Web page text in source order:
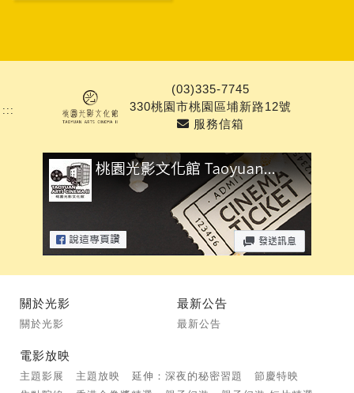
:::
(03)335-7745
330桃園市桃園區埔新路12號
服務信箱
關於光影
關於光影
最新公告
最新公告
電影放映
主題影展 主題放映 延伸：深夜的秘密習題
節慶特映